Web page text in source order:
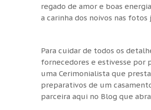
regado de amor e boas
a carinha dos noivos nas
Para cuidar de todos os
fornecedores e estivesse por
uma Cerimonialista que
preparativos de um
parceira aqui no Blog que